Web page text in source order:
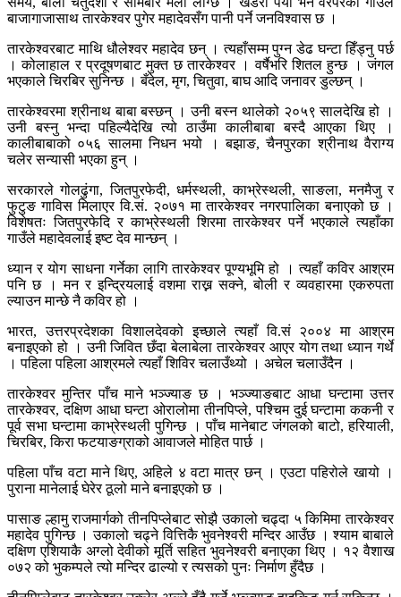
बाजागाजासाथ तारकेश्वर पुगेर महादेवसँग पानी पर्ने जनविश्वास छ ।
तारकेश्वरबाट माथि धौलेश्वर महादेव छन् । त्यहाँसम्म पुग्न डेढ घन्टा हिँड्नु पर्छ
। कोलाहाल र प्रदूषणबाट मुक्त छ तारकेश्वर । वर्षैभरि शितल हुन्छ । जंगल
भएकाले चिरबिर सुनिन्छ । बँदेल, मृग, चितुवा, बाघ आदि जनावर डुल्छन् ।
तारकेश्वरमा श्रीनाथ बाबा बस्छन् । उनी बस्न थालेको २०५९ सालदेखि हो ।
उनी बस्नु भन्दा पहिल्यैदेखि त्यो ठाउँमा कालीबाबा बस्दै आएका थिए ।
कालीबाबाको ०५६ सालमा निधन भयो । बझाङ, चैनपुरका श्रीनाथ वैराग्य
चलेर सन्यासी भएका हुन् ।
सरकारले गोलढुंगा, जितपुरफेदी, धर्मस्थली, काभ्रेस्थली, साङला, मनमैजु र
फुटुङ गाविस मिलाएर वि.सं. २०७१ मा तारकेश्वर नगरपालिका बनाएको छ ।
विशेषतः जितपुरफेदि र काभ्रेस्थली शिरमा तारकेश्वर पर्ने भएकाले त्यहाँका
गाउँले महादेवलाई इष्ट देव मान्छन् ।
ध्यान र योग साधना गर्नेका लागि तारकेश्वर पूण्यभूमि हो । त्यहाँ कविर आश्रम
पनि छ । मन र इन्द्रियलाई वशमा राख्न सक्ने, बोली र व्यवहारमा एकरुपता
ल्याउन मान्छे नै कविर हो ।
भारत, उत्तरप्रदेशका विशालदेवको इच्छाले त्यहाँ वि.सं २००४ मा आश्रम
बनाइएको हो । उनी जिवित छँदा बेलाबेला तारकेश्वर आएर योग तथा ध्यान गर्थे
। पहिला पहिला आश्रमले त्यहाँ शिविर चलाउँथ्यो । अचेल चलाउँदैन ।
तारकेश्वर मुन्तिर पाँच माने भञ्ज्याङ छ । भञ्ज्याङबाट आधा घन्टामा उत्तर
तारकेश्वर, दक्षिण आधा घन्टा ओरालोमा तीनपिप्ले, पश्चिम दुई घन्टामा ककनी र
पूर्व सभा घन्टामा काभ्रेस्थली पुगिन्छ । पाँच मानेबाट जंगलको बाटो, हरियाली,
चिरबिर, किरा फटयाङग्राको आवाजले मोहित पार्छ ।
पहिला पाँच वटा माने थिए, अहिले ४ वटा मात्र छन् । एउटा पहिरोले खायो ।
पुराना मानेलाई घेरेर ठूलो माने बनाइएको छ ।
पासाङ ल्हामु राजमार्गको तीनपिप्लेबाट सोझै उकालो चढ्दा ५ किमिमा तारकेश्वर
महादेव पुगिन्छ । उकालो चढ्ने वित्तिकै भुवनेश्वरी मन्दिर आउँछ । श्याम बाबाले
दक्षिण एशियाकै अग्लो देवीको मूर्ति सहित भुवनेश्वरी बनाएका थिए । १२ वैशाख
०७२ को भुकम्पले त्यो मन्दिर ढाल्यो र त्यसको पुनः निर्माण हुँदैछ ।